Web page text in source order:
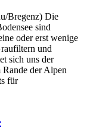
Bregenz) Die
sind
oder erst wenige
und
sich uns der
Rande der Alpen
für